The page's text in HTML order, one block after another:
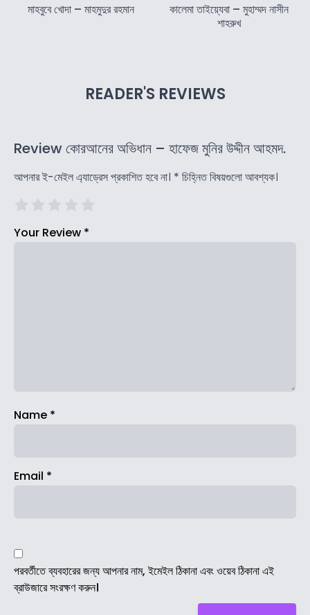
মাহবুবে খোদা – মাহমুদুর রহমান
কালেমা তাইয়্যেবা – মুহাম্মদ নাসীন
শাহরুখ
READER'S REVIEWS
Review কোরআনের অভিধান – হাফেজ মুনির উদ্দীন আহমদ.
আপনার ই-মেইল এ্যাড্রেস প্রকাশিত হবে না। * চিহ্নিত বিষয়গুলো আবশ্যক।
Your Review *
Name *
Email *
পরবর্তীতে ব্যবহারের জন্য আপনার নাম, ইমেইল ঠিকানা এবং ওয়েব ঠিকানা এই
ব্রাউজারে সংরক্ষণ করুন।